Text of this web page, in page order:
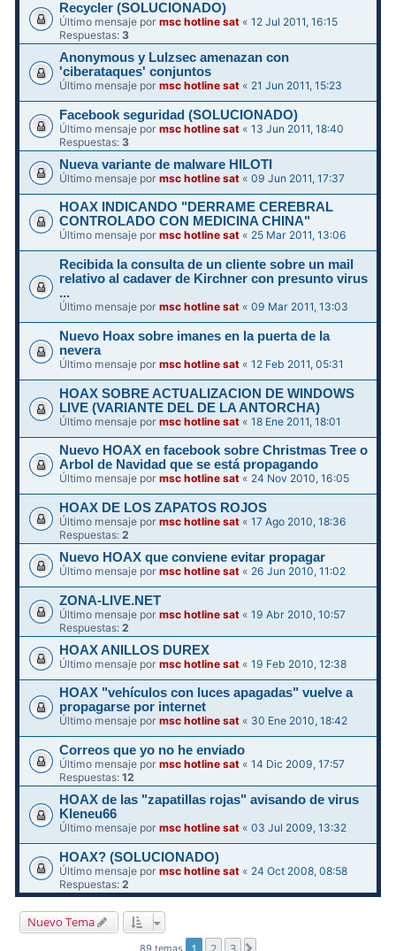
Recycler (SOLUCIONADO)
Último mensaje pormsc hotline sat «12 Jul 2011, 16:15
Respuestas:3
Anonymous y Lulzsec amenazan con
'ciberataques' conjuntos
Último mensaje pormsc hotline sat « 21 Jun 2011, 15:23
Facebook seguridad (SOLUCIONADO)
Último mensaje pormsc hotline sat «13 Jun 2011, 18:40
Respuestas:3
Nueva variante de malware HILOTI
Último mensaje pormsc hotline sat «09 Jun 2011, 17:37
HOAX INDICANDO "DERRAME CEREBRAL
CONTROLADO CON MEDICINA CHINA"
Último mensaje pormsc hotline sat « 25 Mar 2011, 13:06
Recibida la consulta de un cliente sobre un mail
relativo al cadaver de Kirchner con presunto virus
...
Último mensaje pormsc hotline sat «09 Mar 2011, 13:03
Nuevo Hoax sobre imanes en la puerta de la
nevera
Último mensaje pormsc hotline sat «12 Feb 2011, 05:31
HOAX SOBRE ACTUALIZACION DE WINDOWS
LIVE (VARIANTE DEL DE LA ANTORCHA)
Último mensaje pormsc hotline sat «18 Ene 2011, 18:01
Nuevo HOAX en facebook sobre Christmas Tree o
Arbol de Navidad que se está propagando
Último mensaje pormsc hotline sat « 24 Nov 2010, 16:05
HOAX DE LOS ZAPATOS ROJOS
Último mensaje pormsc hotline sat «17 Ago 2010, 18:36
Respuestas:2
Nuevo HOAX que conviene evitar propagar
Último mensaje pormsc hotline sat « 26 Jun 2010, 11:02
ZONA-LIVE.NET
Último mensaje pormsc hotline sat «19 Abr 2010, 10:57
Respuestas:2
HOAX ANILLOS DUREX
Último mensaje pormsc hotline sat «19 Feb 2010, 12:38
HOAX "vehículos con luces apagadas" vuelve a
propagarse por internet
Último mensaje pormsc hotline sat « 30 Ene 2010, 18:42
Correos que yo no he enviado
Último mensaje pormsc hotline sat «14 Dic 2009, 17:57
Respuestas:12
HOAX de las "zapatillas rojas" avisando de virus
Kleneu66
Último mensaje pormsc hotline sat «03 Jul 2009, 13:32
HOAX? (SOLUCIONADO)
Último mensaje pormsc hotline sat « 24 Oct 2008, 08:58
Respuestas:2
Nuevo Tema
89 temas